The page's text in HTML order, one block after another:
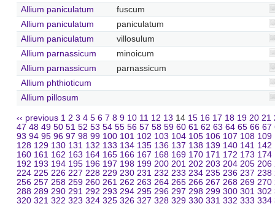
Allium paniculatum
fuscum
Allium paniculatum
paniculatum
Allium paniculatum
villosulum
Allium parnassicum
minoicum
Allium parnassicum
parnassicum
Allium phthioticum
Allium pillosum
‹‹ previous 1 2 3 4 5 6 7 8 9 10 11 12 13 14 15 16 17 18 19 20 21
47 48 49 50 51 52 53 54 55 56 57 58 59 60 61 62 63 64 65 66 67
93 94 95 96 97 98 99 100 101 102 103 104 105 106 107 108 109
128 129 130 131 132 133 134 135 136 137 138 139 140 141 142
160 161 162 163 164 165 166 167 168 169 170 171 172 173 174
192 193 194 195 196 197 198 199 200 201 202 203 204 205 206
224 225 226 227 228 229 230 231 232 233 234 235 236 237 238
256 257 258 259 260 261 262 263 264 265 266 267 268 269 270
288 289 290 291 292 293 294 295 296 297 298 299 300 301 302
320 321 322 323 324 325 326 327 328 329 330 331 332 333 334